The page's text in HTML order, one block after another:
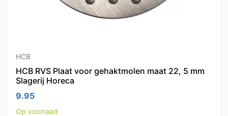
HCB
HCB RVS Plaat voor gehaktmolen maat 22, 5 mm
Slagerij Horeca
9.95
Op voorraad